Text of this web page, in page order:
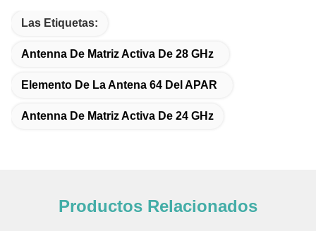
Las Etiquetas:
Antenna De Matriz Activa De 28 GHz
Elemento De La Antena 64 Del APAR
Antenna De Matriz Activa De 24 GHz
Productos Relacionados